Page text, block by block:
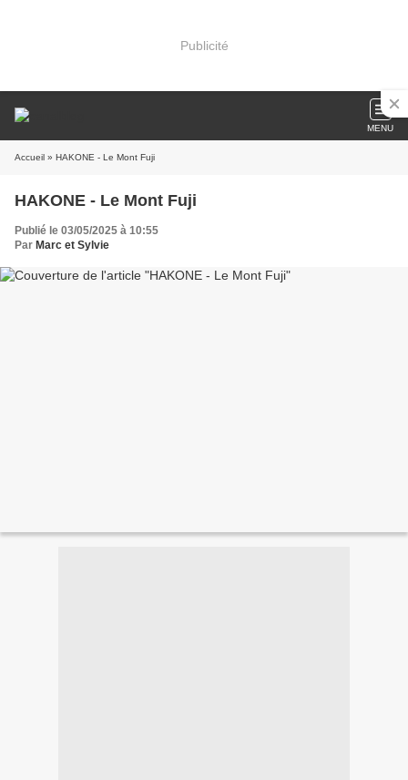
Publicité
MENU
Accueil » HAKONE - Le Mont Fuji
HAKONE - Le Mont Fuji
Publié le 03/05/2025 à 10:55
Par Marc et Sylvie